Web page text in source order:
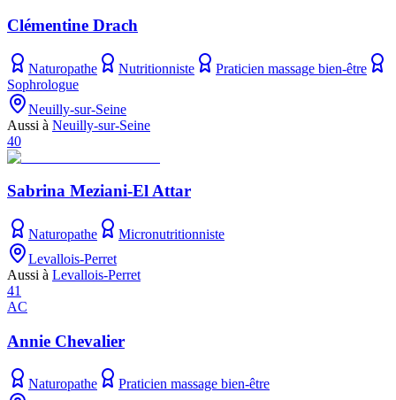
Clémentine Drach
Naturopathe Nutritionniste
Praticien massage bien-être
Sophrologue
Neuilly-sur-Seine
Aussi à Neuilly-sur-Seine
40
Sabrina Meziani-El Attar
Naturopathe
Micronutritionniste
Levallois-Perret
Aussi à Levallois-Perret
41
AC
Annie Chevalier
Naturopathe
Praticien massage bien-être